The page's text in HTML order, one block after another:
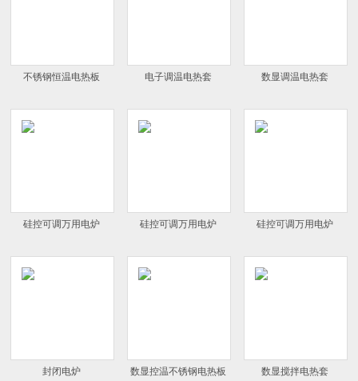
不锈钢恒温电热板 电子调温电热套 数显调温电热套
硅控可调万用电炉 硅控可调万用电炉 硅控可调万用电炉
封闭电炉 数显控温不锈钢电热板 数显搅拌电热套